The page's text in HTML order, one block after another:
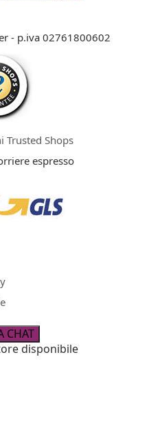
- p.iva 02761800602
Trusted Shops
espresso
CHAT
disponibile